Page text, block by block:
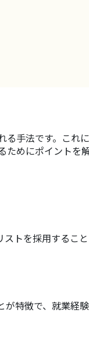
手法です。こ
めにポイントを解
採用す
徴で、就